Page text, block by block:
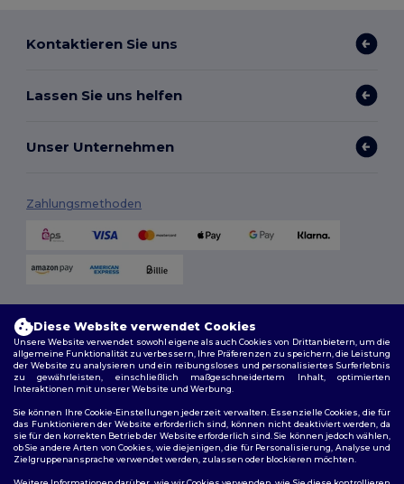
Kontaktieren Sie uns
Lassen Sie uns helfen
Unser Unternehmen
Zahlungsmethoden
Folge uns
Diese Website verwendet Cookies
Unsere Website verwendet sowohl eigene als auch Cookies von Drittanbietern, um die
allgemeine Funktionalität zu verbessern, Ihre Präferenzen zu speichern, die Leistung
der Website zu analysieren und ein reibungsloses und personalisiertes Surferlebnis
zu gewährleisten, einschließlich maßgeschneidertem Inhalt, optimierten
Interaktionen mit unserer Website und Werbung.
Sie können Ihre Cookie-Einstellungen jederzeit verwalten. Essenzielle Cookies, die für
das Funktionieren der Website erforderlich sind, können nicht deaktiviert werden, da
sie für den korrekten Betrieb der Website erforderlich sind. Sie können jedoch wählen,
ob Sie andere Arten von Cookies, wie diejenigen, die für Personalisierung, Analyse und
Zielgruppenansprache verwendet werden, zulassen oder blockieren möchten.